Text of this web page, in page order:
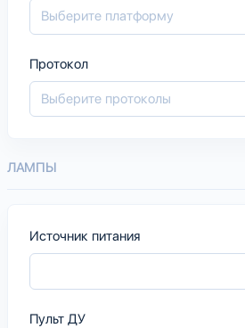
Протокол
ЛАМПЫ
Источник питания
Пульт ДУ